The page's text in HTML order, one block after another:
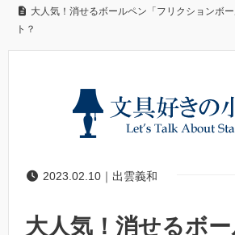
大人気！消せるボールペン「フリクションボ
ト？
2023.02.10｜出雲義和
大人気！消せるボ